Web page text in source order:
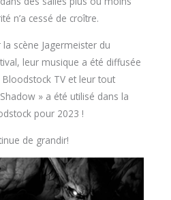
n’a cessé de croître.
scène Jagermeister du
leur musique a été diffusée
TV et leur tout
» a été utilisé dans la
pour 2023 !
de grandir!